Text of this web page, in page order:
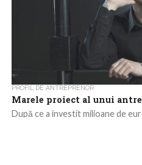
PROFIL DE ANTREPRENOR
Marele proiect al unui
După ce a investit milioane de